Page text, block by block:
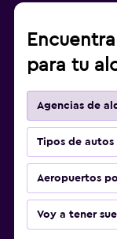
para tu
Agencias de
Tipos de autos
Aeropuertos
Voy a tener